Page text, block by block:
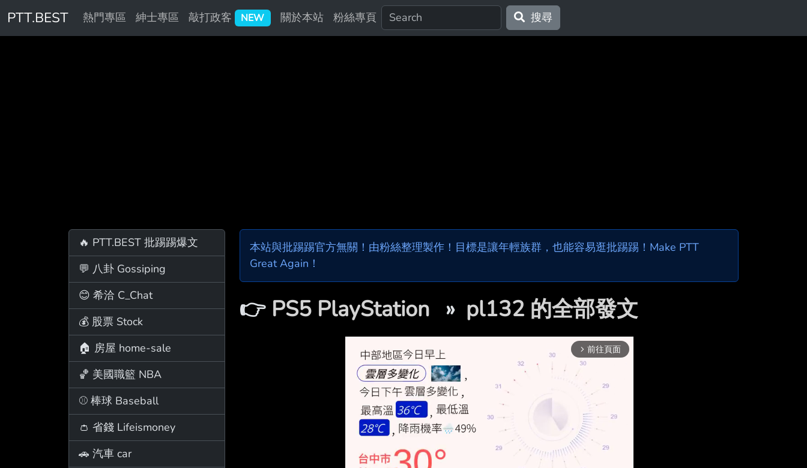
PTT.BEST 熱門專區 紳士專區 敲打政客 NEW 關於本站 粉絲專頁 搜尋
🔥 PTT.BEST 批踢踢爆文
💬 八卦 Gossiping
😊 希洽 C_Chat
💰 股票 Stock
🏠 房屋 home-sale
🏀 美國職籃 NBA
⚾ 棒球 Baseball
👛 省錢 Lifeismoney
🚗 汽車 car
本站與批踢踢官方無關！由粉絲整理製作！目標是讓年輕族群，也能容易逛批踢踢！Make PTT
Great Again！
👉 PS5 PlayStation » pl132 的全部發文
arrow_forward_ios 前往頁面